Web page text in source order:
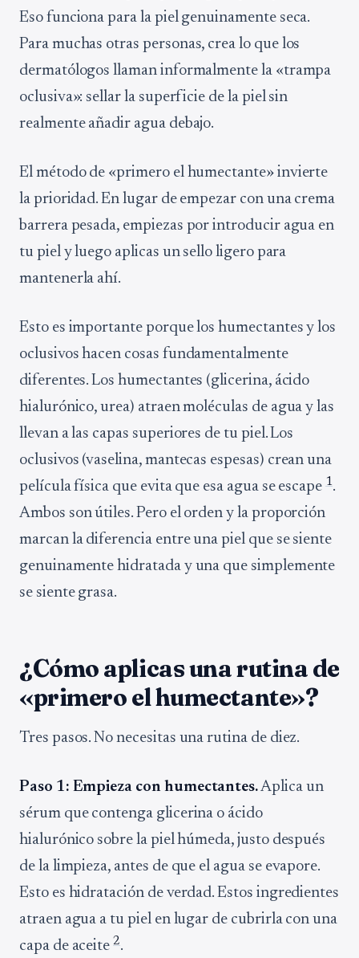
Eso funciona para la piel genuinamente seca.
Para muchas otras personas, crea lo que los
dermatólogos llaman informalmente la «trampa
oclusiva»: sellar la superficie de la piel sin
realmente añadir agua debajo.
El método de «primero el humectante» invierte
la prioridad. En lugar de empezar con una crema
barrera pesada, empiezas por introducir agua en
tu piel y luego aplicas un sello ligero para
mantenerla ahí.
Esto es importante porque los humectantes y los
oclusivos hacen cosas fundamentalmente
diferentes. Los humectantes (glicerina, ácido
hialurónico, urea) atraen moléculas de agua y las
llevan a las capas superiores de tu piel. Los
oclusivos (vaselina, mantecas espesas) crean una
película física que evita que esa agua se escape1.
Ambos son útiles. Pero el orden y la proporción
marcan la diferencia entre una piel que se siente
genuinamente hidratada y una que simplemente
se siente grasa.
¿Cómo aplicas una rutina de
«primero el humectante»?
Tres pasos. No necesitas una rutina de diez.
Paso 1: Empieza con humectantes.Aplica un
sérum que contenga glicerina o ácido
hialurónico sobre la piel húmeda, justo después
de la limpieza, antes de que el agua se evapore.
Esto es hidratación de verdad. Estos ingredientes
atraen agua a tu piel en lugar de cubrirla con una
capa de aceite2.